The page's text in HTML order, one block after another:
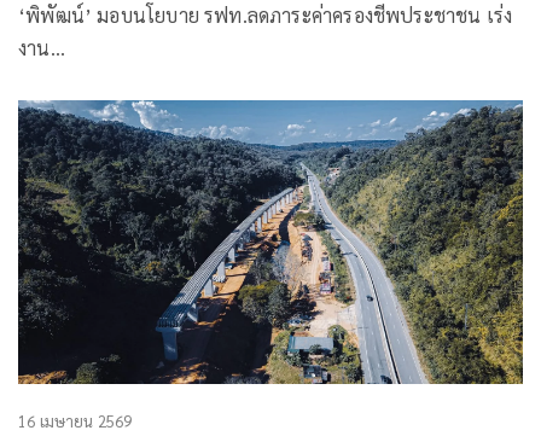
‘พิพัฒน์’ มอบนโยบาย รฟท.ลดภาระค่าครองชีพประชาชน เร่ง
งาน…
16 เมษายน 2569